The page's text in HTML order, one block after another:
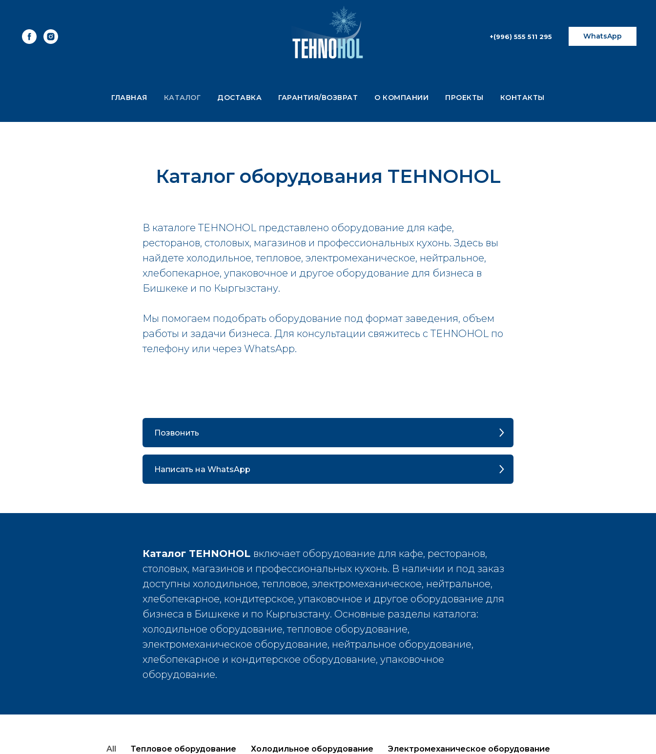
+(996) 555 511 295 WhatsApp
ГЛАВНАЯ КАТАЛОГ ДОСТАВКА ГАРАНТИЯ/ВОЗВРАТ О КОМПАНИИ ПРОЕКТЫ КОНТАКТЫ
Каталог оборудования TEHNOHOL
В каталоге TEHNOHOL представлено оборудование для кафе,
ресторанов, столовых, магазинов и профессиональных кухонь. Здесь вы
найдете холодильное, тепловое, электромеханическое, нейтральное,
хлебопекарное, упаковочное и другое оборудование для бизнеса в
Бишкеке и по Кыргызстану.
Мы помогаем подобрать оборудование под формат заведения, объем
работы и задачи бизнеса. Для консультации свяжитесь с TEHNOHOL по
телефону или через WhatsApp.
Позвонить
Написать на WhatsApp
Каталог TEHNOHOL включает оборудование для кафе, ресторанов,
столовых, магазинов и профессиональных кухонь. В наличии и под заказ
доступны холодильное, тепловое, электромеханическое, нейтральное,
хлебопекарное, кондитерское, упаковочное и другое оборудование для
бизнеса в Бишкеке и по Кыргызстану. Основные разделы каталога:
холодильное оборудование, тепловое оборудование,
электромеханическое оборудование, нейтральное оборудование,
хлебопекарное и кондитерское оборудование, упаковочное
оборудование.
All Тепловое оборудование Холодильное оборудование
Электромеханическое оборудование